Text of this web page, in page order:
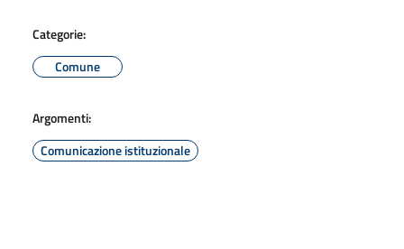
Categorie:
Comune
Argomenti:
Comunicazione istituzionale